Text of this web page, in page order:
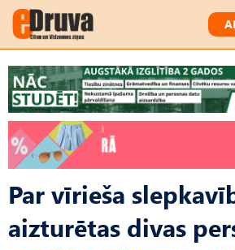
Par vīrieša
aizturētas divas